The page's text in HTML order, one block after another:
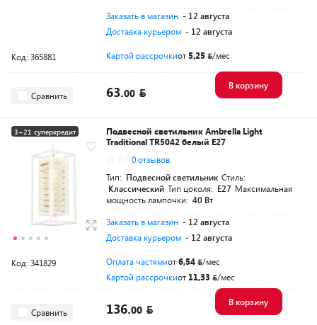
Заказать в магазин - 12 августа
Доставка курьером - 12 августа
Код: 365881 Картой рассрочкиот 5,25 /мес
Сравнить 63.00
В корзину
3+21 суперкредит
Разумная цена
Подвесной светильник Ambrella Light
Traditional TR5042 белый Е27
0 отзывов
Тип: Подвесной светильник Стиль:
Классический Тип цоколя: E27 Максимальная
мощность лампочки: 40 Вт
Заказать в магазин - 12 августа
Доставка курьером - 12 августа
Код: 341829 Оплата частямиот6,54
/мес
Картой рассрочкиот 11,33 /мес
Сравнить 136.00
В корзину